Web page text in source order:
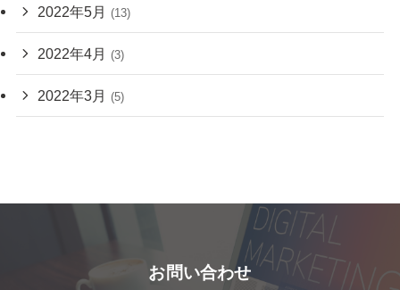
2022年5月 (13)
2022年4月 (3)
2022年3月 (5)
お問い合わせ